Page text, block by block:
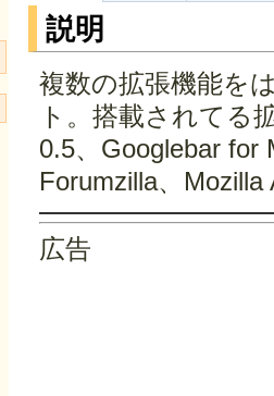
説明
複数の拡張機能を
ト。搭載されてる
0.5、Googlebar for
Forumzilla、
広告